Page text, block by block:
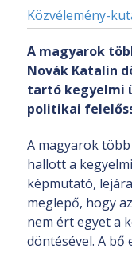
Közvélemény-
A magyarok
Novák Katalin
tartó kegyelmi
politikai
A magyarok
hallott a
képmutató,
meglepő, hogy
nem ért egyet a
döntésével. A